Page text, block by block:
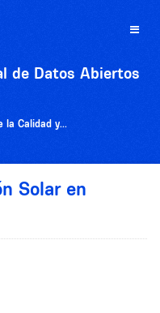
Toggle
de Datos Abiertos
la Calidad y...
Solar en